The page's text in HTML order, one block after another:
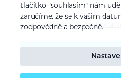
Souhlasím se
tlačítko "souhlasím" nám
zaručíme, že se k vašim
zodpovědně a bezpečně.